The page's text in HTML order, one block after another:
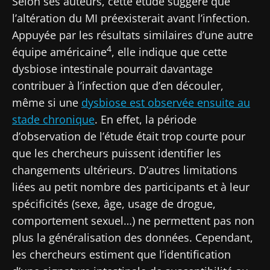
l’altération du MI préexisterait avant l’infection.
Appuyée par les résultats similaires d’une autre
équipe américaine4, elle indique que cette
dysbiose intestinale pourrait davantage
contribuer à l’infection que d’en découler,
même si une dysbiose est observée ensuite au
stade chronique. En effet, la période
d’observation de l’étude était trop courte pour
que les chercheurs puissent identifier les
changements ultérieurs. D’autres limitations
liées au petit nombre des participants et à leur
spécificités (sexe, âge, usage de drogue,
comportement sexuel…) ne permettent pas non
plus la généralisation des données. Cependant,
les chercheurs estiment que l’identification
Redirection
Vous êtes sur le point d'être redirigé et de
quitter notre site web
Être redirigé
Rester sur le site Web du Biocodex Microbiota
Institute
Se tenir informé
Rejoignez la communauté Microbiota des
professionnels de santé et des chercheurs et
recevez le "Microbiota Digest" et le "HCP
Magazine" pour rester au courant des
dernières actualités sur le microbiote.
Je souhaite m'inscrire afin de recevoir
d'autres actualités de Biocodex
J’ai lu et accepte lesCGUet lapolitique de
Je souhaite m'inscrire afin de recevoir
d'autres actualités de Biocodex
J’ai lu et accepte lesCGUet lapolitique de
protection des donnéesdu Biocodex
Microbiota Institute
* Champs obligatoires
BMI 20-35
Découvrir